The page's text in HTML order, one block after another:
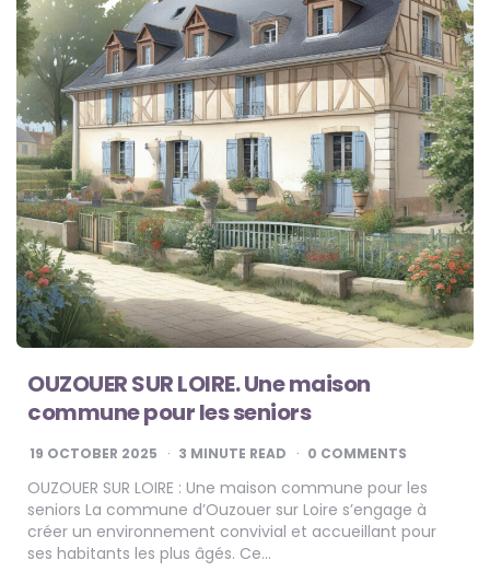
OUZOUER SUR LOIRE. Une maison
commune pour les seniors
19 OCTOBER 2025 3 MINUTE READ 0 COMMENTS
OUZOUER SUR LOIRE : Une maison commune pour les
seniors La commune d’Ouzouer sur Loire s’engage à
créer un environnement convivial et accueillant pour
ses habitants les plus âgés. Ce…